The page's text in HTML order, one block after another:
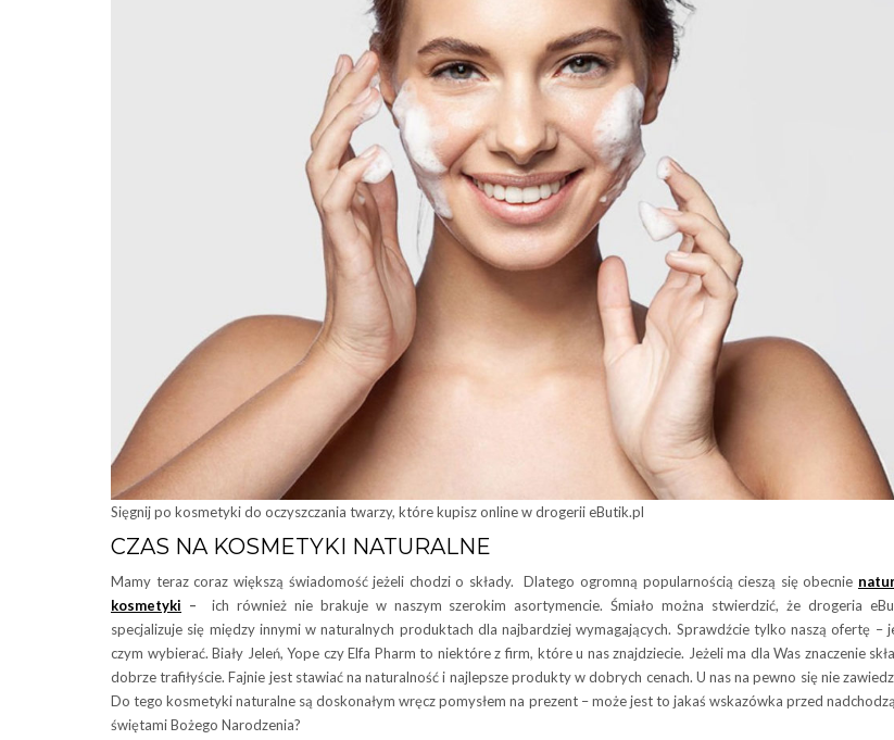
Sięgnij po kosmetyki do oczyszczania twarzy, które kupisz online w drogerii eButik.pl
CZAS NA KOSMETYKI NATURALNE
Mamy teraz coraz większą świadomość jeżeli chodzi o składy. Dlatego ogromną popularnością cieszą się obecnie
kosmetyki –
ich również nie brakuje w naszym szerokim asortymencie. Śmiało można stwierdzić, że drogeria
specjalizuje się między innymi w naturalnych produktach dla najbardziej wymagających. Sprawdźcie tylko naszą ofertę –
czym wybierać. Biały Jeleń, Yope czy Elfa Pharm to niektóre z firm, które u nas znajdziecie. Jeżeli ma dla Was znaczenie
dobrze trafiłyście. Fajnie jest stawiać na naturalność i najlepsze produkty w dobrych cenach. U nas na pewno się nie
Do tego kosmetyki naturalne są doskonałym wręcz pomysłem na prezent – może jest to jakaś wskazówka przed
świętami Bożego Narodzenia?